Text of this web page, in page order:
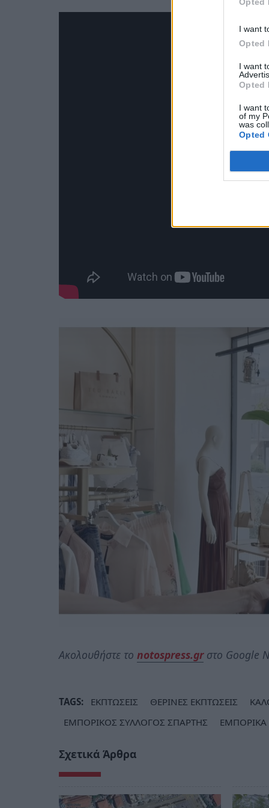
I want
Opted
I want
Opted
I want
of my
was
Opted
Ακολουθήστε το notospress.grστο Google
TAGS: ΕΚΠΤΩΣΕΙΣ ΘΕΡΙΝΕΣ ΕΚΠΤΩΣΕΙΣ
ΕΜΠΟΡΙΚΟΣ ΣΥΛΛΟΓΟΣ ΣΠΑΡΤΗΣ
ΕΜΠΟΡΙΚΑ
Σχετικά Άρθρα